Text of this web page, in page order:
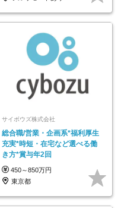
サイボウズ株式会社
総合職/営業・企画系*福利厚生
充実*時短・在宅など選べる働
き方*賞与年2回
450～850万円
東京都